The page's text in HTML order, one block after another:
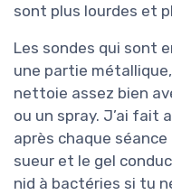
sont plus lourdes et
Les sondes qui sont
une partie
nettoie assez bien
ou un spray. J’ai fait
après chaque
sueur et le gel
nid à bactéries si tu